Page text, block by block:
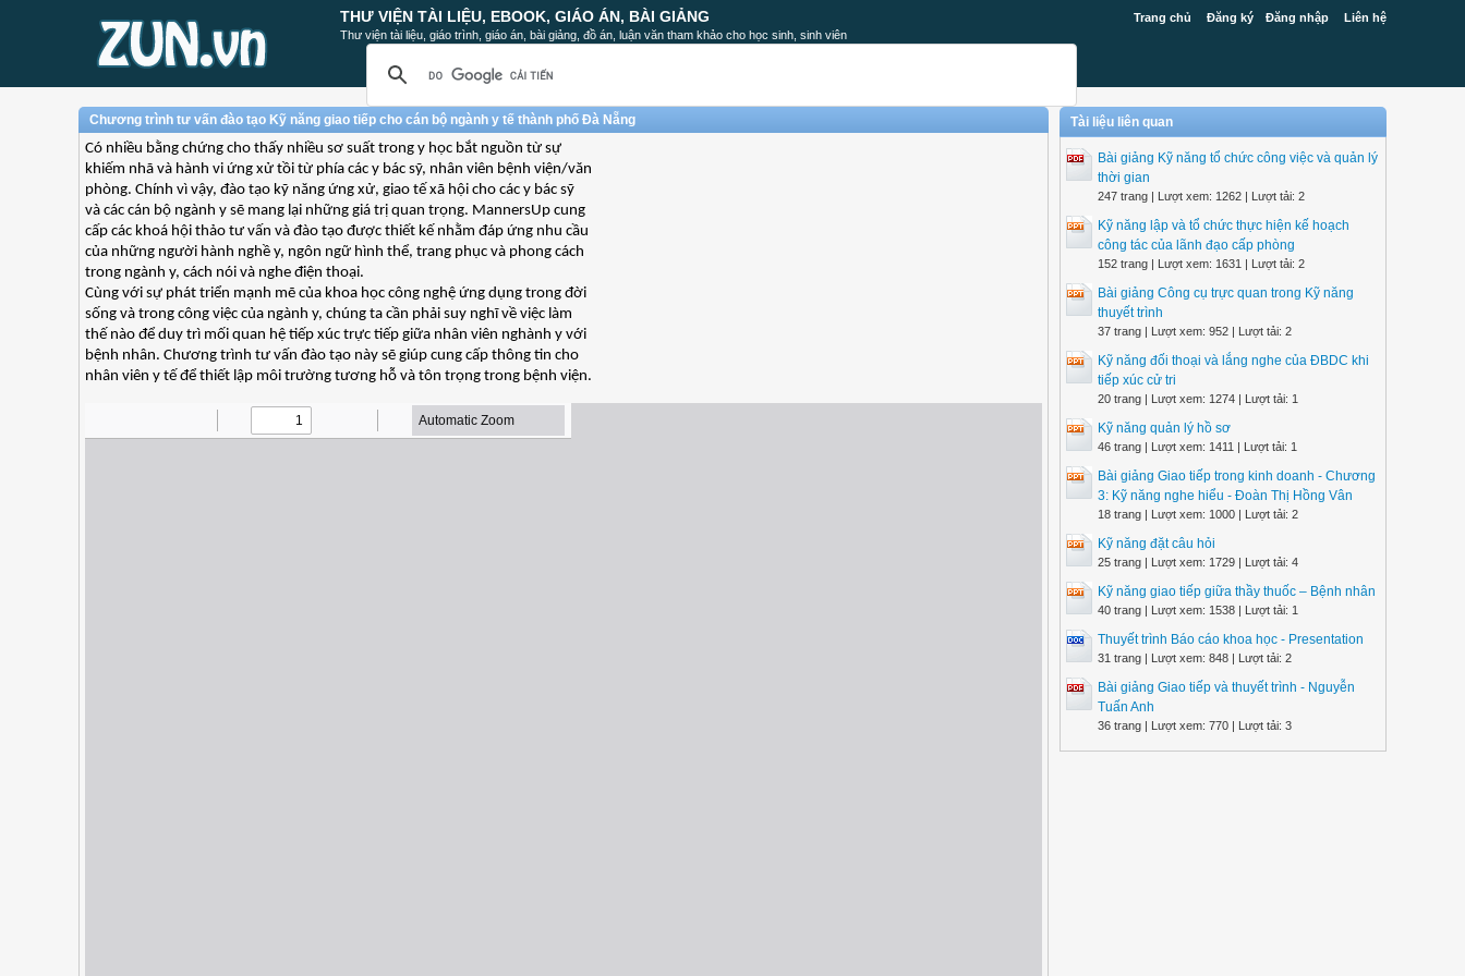
Trang chủ Đăng ký Đăng nhập Liên hệ
THƯ VIỆN TÀI LIỆU, EBOOK, GIÁO ÁN, BÀI GIẢNG
Thư viện tài liệu, giáo trình, giáo án, bài giảng, đồ án, luận văn tham khảo cho học sinh, sinh viên
Chương trình tư vấn đào tạo Kỹ năng giao tiếp cho cán bộ ngành y tế thành phố Đà Nẵng
Có nhiều bằng chứng cho thấy nhiều sơ suất trong y học bắt nguồn từ sự
khiếm nhã và hành vi ứng xử tồi từ phía các y bác sỹ, nhân viên bệnh viện/văn
phòng. Chính vì vậy, đào tạo kỹ năng ứng xử, giao tế xã hội cho các y bác sỹ
và các cán bộ ngành y sẽ mang lại những giá trị quan trọng. MannersUp cung
cấp các khoá hội thảo tư vấn và đào tạo được thiết kế nhằm đáp ứng nhu cầu
của những người hành nghề y, ngôn ngữ hình thể, trang phục và phong cách
trong ngành y, cách nói và nghe điện thoại.
Cùng với sự phát triển mạnh mẽ của khoa học công nghệ ứng dụng trong đời
sống và trong công việc của ngành y, chúng ta cần phải suy nghĩ về việc làm
thế nào để duy trì mối quan hệ tiếp xúc trực tiếp giữa nhân viên nghành y với
bệnh nhân. Chương trình tư vấn đào tạo này sẽ giúp cung cấp thông tin cho
nhân viên y tế để thiết lập môi trường tương hỗ và tôn trọng trong bệnh viện.
Tài liệu liên quan
Bài giảng Kỹ năng tổ chức công việc và quản lý
thời gian
247 trang | Lượt xem: 1262 | Lượt tải: 2
Kỹ năng lập và tổ chức thực hiện kế hoạch
công tác của lãnh đạo cấp phòng
152 trang | Lượt xem: 1631 | Lượt tải: 2
Bài giảng Công cụ trực quan trong Kỹ năng
thuyết trình
37 trang | Lượt xem: 952 | Lượt tải: 2
Kỹ năng đối thoại và lắng nghe của ĐBDC khi
tiếp xúc cử tri
20 trang | Lượt xem: 1274 | Lượt tải: 1
Kỹ năng quản lý hồ sơ
46 trang | Lượt xem: 1411 | Lượt tải: 1
Bài giảng Giao tiếp trong kinh doanh - Chương
3: Kỹ năng nghe hiểu - Đoàn Thị Hồng Vân
18 trang | Lượt xem: 1000 | Lượt tải: 2
Kỹ năng đặt câu hỏi
25 trang | Lượt xem: 1729 | Lượt tải: 4
Kỹ năng giao tiếp giữa thầy thuốc – Bệnh nhân
40 trang | Lượt xem: 1538 | Lượt tải: 1
Thuyết trình Báo cáo khoa học - Presentation
31 trang | Lượt xem: 848 | Lượt tải: 2
Bài giảng Giao tiếp và thuyết trình - Nguyễn
Tuấn Anh
36 trang | Lượt xem: 770 | Lượt tải: 3